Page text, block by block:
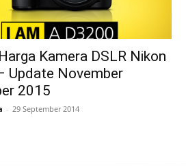
Kamera DSLR Nikon
Update November
2015
- 29 September 2014